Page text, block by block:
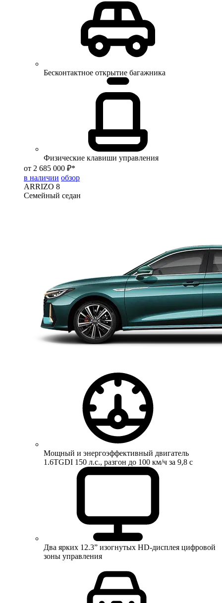
Бесконтактное открытие багажника
Физические клавиши управления
от 2 685 000 ₽*
в наличии обзор
ARRIZO 8
Семейный седан
Мощный и энергоэффективный двигатель
1.6TGDI 150 л.с., разгон до 100 км/ч за 9,8 с
Два ярких 12.3” изогнутых HD-дисплея цифровой
зоны управления